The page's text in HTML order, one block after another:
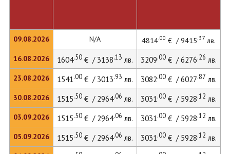
09.08.2026
16.08.2026
23.08.2026
30.08.2026
03.09.2026
05.09.2026
N/A 4814.00 € / 9415.37 лв.
1604.50€ / 3138.13 лв. 3209.00€ / 6276.26 лв.
1541.00€ / 3013.93 лв. 3082.00€ / 6027.87 лв.
1515.50€ / 2964.06 лв. 3031.00€ / 5928.12 лв.
1515.50€ / 2964.06 лв. 3031.00€ / 5928.12 лв.
1515.50€ / 2964.06 лв. 3031.00€ / 5928.12 лв.